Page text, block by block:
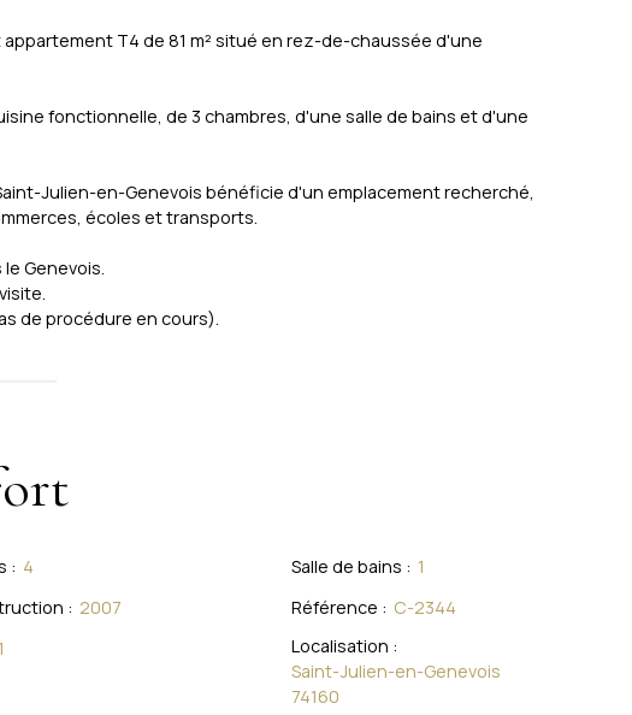
T4 de 81 m² situé en rez-de-chaussée d'une
fonctionnelle, de 3 chambres, d'une salle de bains et d'une
Julien-en-Genevois bénéficie d'un emplacement recherché,
écoles et transports.
Genevois.
de procédure en cours).
: 4 Salle de bains : 1
: 2007 Référence : C-2344
1 Localisation :
Saint-Julien-en-Genevois
74160